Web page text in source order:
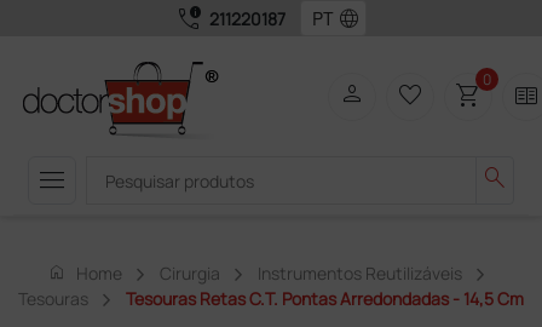
call_quality 211220187 language
menu search
person favorite_border shopping_cart0 two_pager
home Home Cirurgia
Instrumentos Reutilizáveis
Tesouras
Tesouras Retas C.T. Pontas Arredondadas - 14,5 Cm